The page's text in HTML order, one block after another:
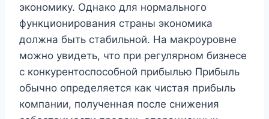
экономику. Однако для нормального
функционирования страны экономика
должна быть стабильной. На макроуровне
можно увидеть, что при регулярном бизнесе
с конкурентоспособной прибылью Прибыль
обычно определяется как чистая прибыль
компании, полученная после снижения